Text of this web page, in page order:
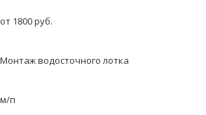
от 1800 руб.
Монтаж водосточного лотка
м/п